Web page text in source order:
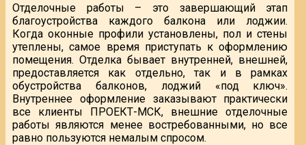
Отделочные работы – это завершающий этап
благоустройства каждого балкона или лоджии.
Когда оконные профили установлены, пол и стены
утеплены, самое время приступать к оформлению
помещения. Отделка бывает внутренней, внешней,
предоставляется как отдельно, так и в рамках
обустройства балконов, лоджий «под ключ».
Внутреннее оформление заказывают практически
все клиенты ПРОЕКТ-МСК, внешние отделочные
работы являются менее востребованными, но все
равно пользуются немалым спросом.